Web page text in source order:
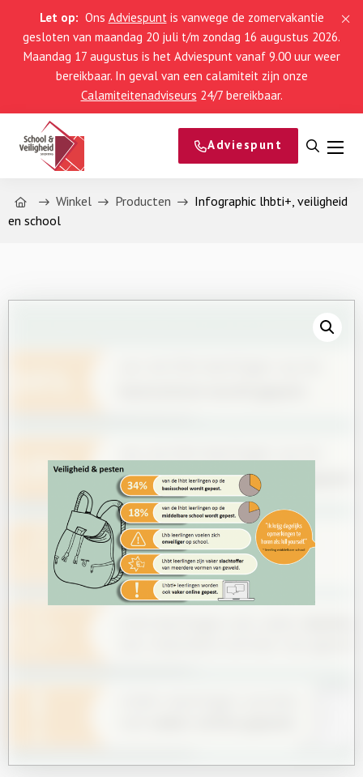
Let op: Ons Adviespuntis vanwege de zomervakantie
gesloten van maandag 20 juli t/m zondag 16 augustus 2026.
Maandag 17 augustus is het Adviespunt vanaf 9.00 uur weer
bereikbaar. In geval van een calamiteit zijn onze
Calamiteitenadviseurs 24/7 bereikbaar.
Adviespunt
Open
Home Winkel Producten
Infographic lhbti+, veiligheid
en school